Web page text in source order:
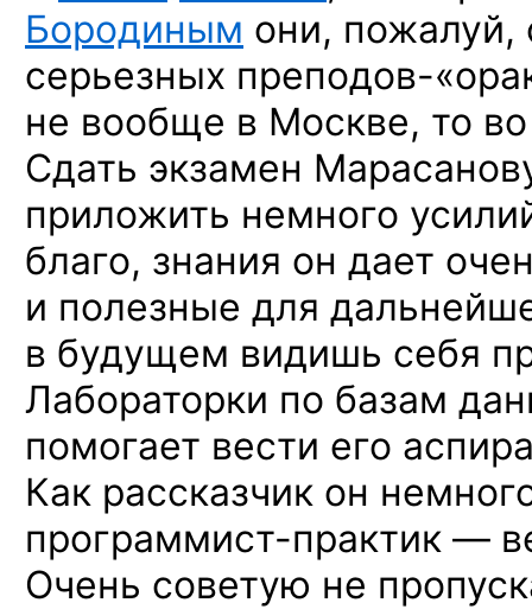
Бородиным они, пожалуй,
серьезных преподов-
не вообще в Москве, то
Сдать экзамен
приложить немного
благо, знания он дает
и полезные для
в будущем видишь себя
Лабораторки по базам
помогает вести его
Как рассказчик он
программист-практик —
Очень советую не